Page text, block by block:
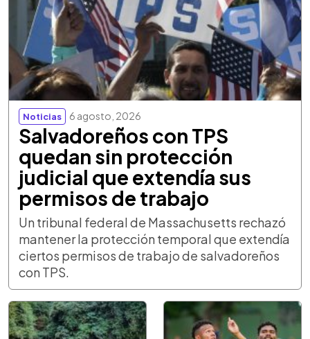
Noticias 6 agosto, 2026
Salvadoreños con TPS
quedan sin protección
judicial que extendía sus
permisos de trabajo
Un tribunal federal de Massachusetts rechazó
mantener la protección temporal que extendía
ciertos permisos de trabajo de salvadoreños
con TPS.